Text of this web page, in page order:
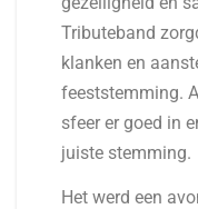
Tributeband
klanken en
feeststemming.
sfeer er goed in
juiste stemming.
Het werd een